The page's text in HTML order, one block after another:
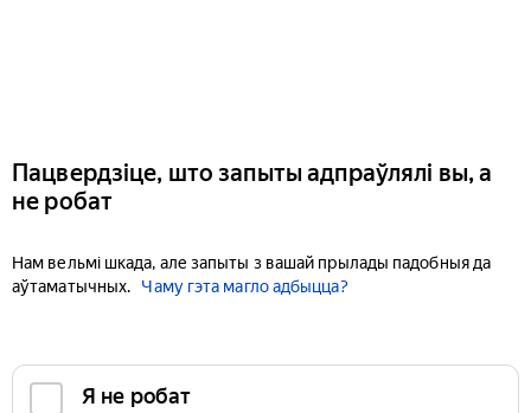
Пацвердзіце, што запыты адпраўлялі вы, а
не робат
Нам вельмі шкада, але запыты з вашай прылады падобныя да
аўтаматычных.
Чаму гэта магло адбыцца?
Я не робат